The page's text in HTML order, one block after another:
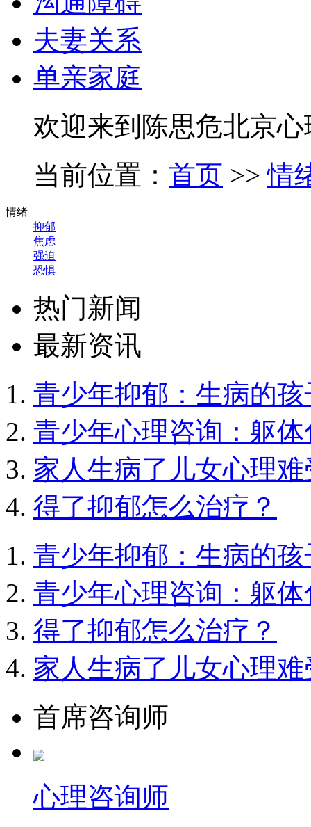
夫妻关系
单亲家庭
欢迎来到陈思危北京
当前位置： 首页 >>情
情绪
抑郁
焦虑
强迫
恐惧
热门新闻
最新资讯
青少年抑郁：生病的
青少年心理咨询：躯
家人生病了儿女心理
得了抑郁怎么治疗？
青少年抑郁：生病的
青少年心理咨询：躯
得了抑郁怎么治疗？
家人生病了儿女心理
首席咨询师
心理咨询师